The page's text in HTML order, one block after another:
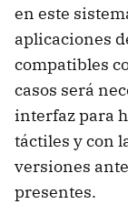
en este
aplicaciones
compatibles
casos será
interfaz para
táctiles y con
versiones
presentes.